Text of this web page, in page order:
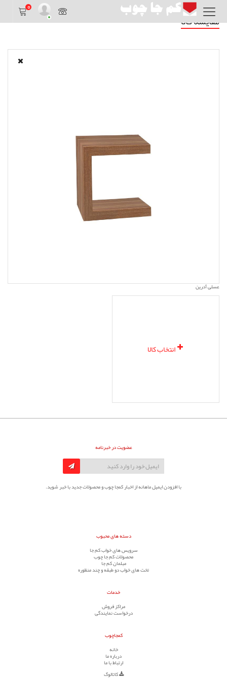
0
مقایسه کالا
عسلی آدرین
انتخاب کالا
عضویت در خبرنامه
با افزودن ایمیل ماهانه از اخبار کمجا چوب و محصولات جدید با خبر شوید.
دسته های محبوب
سرویس های خواب کم جا
محصولات کم جا چوب
مبلمان کم جا
تخت های خواب دو طبقه و چند منظوره
خدمات
مراکز فروش
درخواست نمایندگی
کمجاچوب
خانه
درباره ما
ارتباط با ما
کاتالوگ